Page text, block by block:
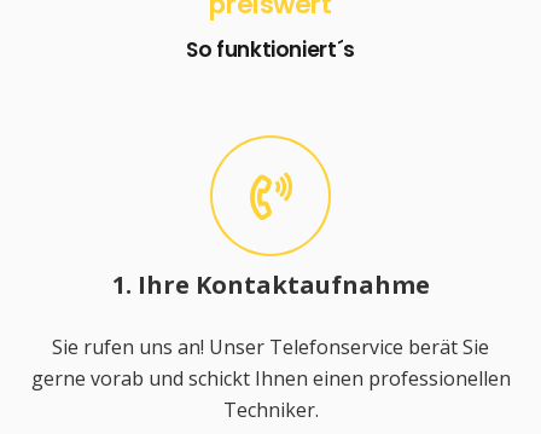
So funktioniert´s
1. Ihre Kontaktaufnahme
Sie rufen uns an! Unser Telefonservice berät Sie
gerne vorab und schickt Ihnen einen professionellen
Techniker.